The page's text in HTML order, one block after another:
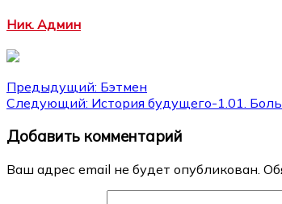
Ник. Админ
Навигация
по
записям
Предыдущий: Бэтмен
Следующий: История будущего-1.01.
Добавить комментарий
Ваш адрес email не будет опубликован.